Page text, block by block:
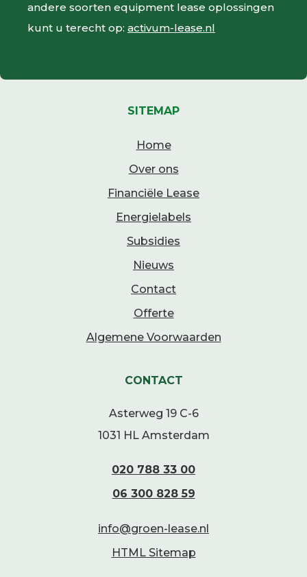
andere soorten equipment lease oplossingen
kunt u terecht op: activum-lease.nl
SITEMAP
Home
Over ons
Financiële Lease
Energielabels
Subsidies
Nieuws
Contact
Offerte
Algemene Voorwaarden
CONTACT
Asterweg 19 C-6
1031 HL Amsterdam
020 788 33 00
06 300 828 59
info@groen-lease.nl
HTML Sitemap